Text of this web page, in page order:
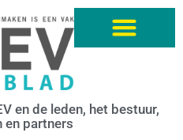
en de leden, het bestuur,
en partners